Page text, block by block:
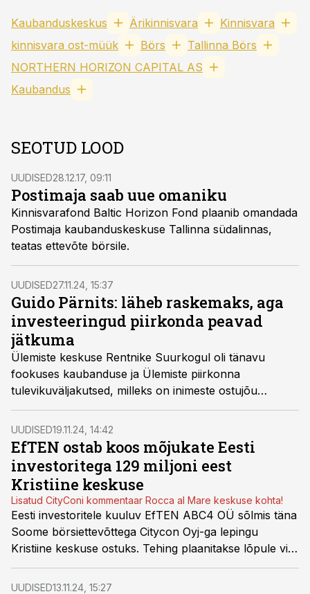
Kaubanduskeskus Ärikinnisvara
Kinnisvara
kinnisvara ost-müük
Börs
Tallinna Börs
NORTHERN HORIZON CAPITAL AS
Kaubandus
SEOTUD LOOD
UUDISED28.12.17, 09:11
Postimaja saab uue omaniku
Kinnisvarafond Baltic Horizon Fond plaanib omandada
Postimaja kaubanduskeskuse Tallinna südalinnas,
teatas ettevõte börsile.
UUDISED27.11.24, 15:37
Guido Pärnits: läheb raskemaks, aga
investeeringud piirkonda peavad
jätkuma
Ülemiste keskuse Rentnike Suurkogul oli tänavu
fookuses kaubanduse ja Ülemiste piirkonna
tulevikuväljakutsed, milleks on inimeste ostujõu
taastamine ning ligipääs linna ühele kiiremini kasvavale
piirkonnale ja riigi tähtsaimale transpordisõlmele.
UUDISED19.11.24, 14:42
EfTEN ostab koos mõjukate Eesti
investoritega 129 miljoni eest
Kristiine keskuse
Lisatud CityConi kommentaar Rocca al Mare keskuse kohta!
Eesti investoritele kuuluv EfTEN ABC4 OÜ sõlmis täna
Soome börsiettevõttega Citycon Oyj-ga lepingu
Kristiine keskuse ostuks. Tehing plaanitakse lõpule viia
käesoleva aasta lõpuks.
UUDISED13.11.24, 15:27